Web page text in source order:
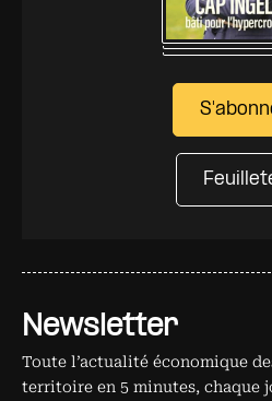
Newsletter
Toute l’actualité économique
territoire en 5 minutes, chaque